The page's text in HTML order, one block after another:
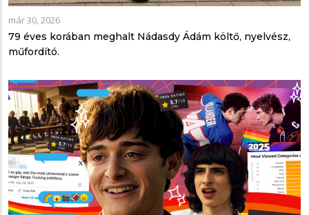
már 30, 2026
79 éves korában meghalt Nádasdy Ádám költő, nyelvész,
műfordító.